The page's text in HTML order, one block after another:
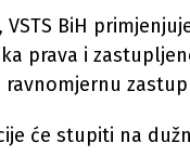
BiH
prava i
će stupiti na